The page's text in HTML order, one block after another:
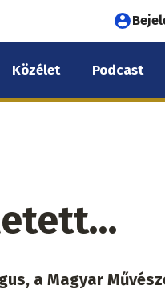
fiók
Közélet Podcast
a Magyar